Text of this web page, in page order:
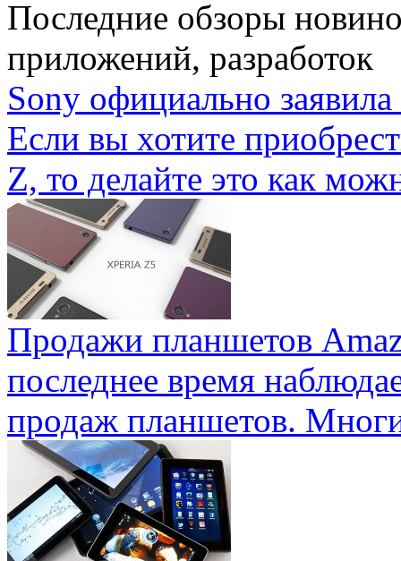
Последние обзоры
приложений, разработок
Sony официально
Если вы хотите
Z, то делайте это как
Продажи планшетов
последнее время
продаж планшетов.